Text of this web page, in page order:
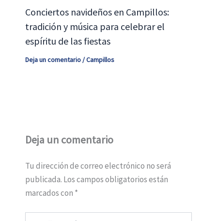
Conciertos navideños en Campillos:
tradición y música para celebrar el
espíritu de las fiestas
Deja un comentario/Campillos
Deja un comentario
Tu dirección de correo electrónico no será
publicada. Los campos obligatorios están
marcados con *